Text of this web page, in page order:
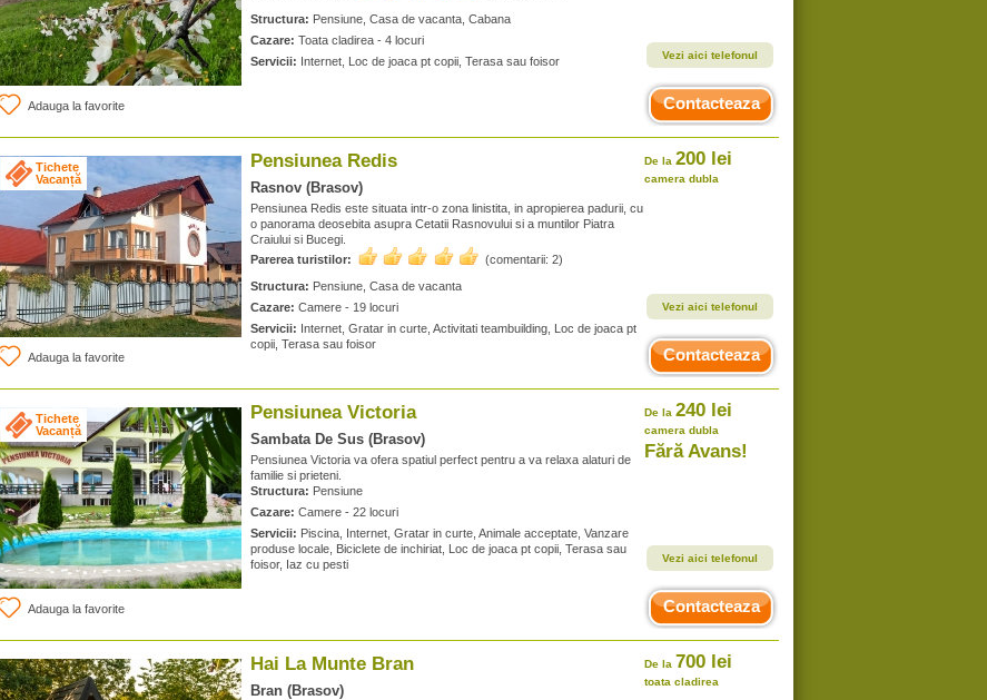
Adauga la favorite
Structura: Pensiune, Casa de vacanta, Cabana
Cazare: Toata cladirea - 4 locuri
Servicii: Internet, Loc de joaca pt copii, Terasa sau foisor Vezi aici telefonul
Contacteaza
Tichete
Vacanță
Adauga la favorite
Pensiunea Redis
Rasnov (Brasov)
Pensiunea Redis este situata intr-o zona linistita, in apropierea padurii, cu
o panorama deosebita asupra Cetatii Rasnovului si a muntilor Piatra
Craiului si Bucegi.
Parerea turistilor:
(comentarii: 2)
Structura: Pensiune, Casa de vacanta
Cazare: Camere - 19 locuri
Servicii: Internet, Gratar in curte, Activitati teambuilding, Loc de joaca pt
copii, Terasa sau foisor
De la 200 lei
camera dubla
Vezi aici telefonul
Contacteaza
Tichete
Vacanță
Adauga la favorite
Pensiunea Victoria
Sambata De Sus (Brasov)
Pensiunea Victoria va ofera spatiul perfect pentru a va relaxa alaturi de
familie si prieteni.
Structura: Pensiune
Cazare: Camere - 22 locuri
Servicii: Piscina, Internet, Gratar in curte, Animale acceptate, Vanzare
produse locale, Biciclete de inchiriat, Loc de joaca pt copii, Terasa sau
foisor, Iaz cu pesti
De la 240 lei
camera dubla
Fără Avans!
Vezi aici telefonul
Contacteaza
Hai La Munte Bran
Bran (Brasov)
De la 700 lei
toata cladirea